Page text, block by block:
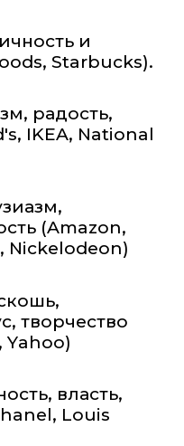
и
Starbucks).
радость,
IKEA, National
(Amazon,
Nickelodeon)
творчество
Yahoo)
власть,
Louis